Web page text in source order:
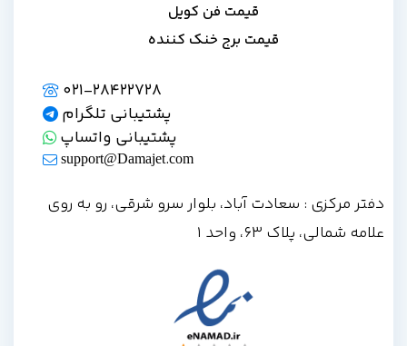
قیمت فن کویل
قیمت برج خنک کننده
021-28422728
پشتیبانی تلگرام
پشتیبانی واتساپ
support@Damajet.com
دفتر مرکزی : سعادت آباد، بلوار سرو شرقی، رو به روی
علامه شمالی، پلاک 63، واحد 1